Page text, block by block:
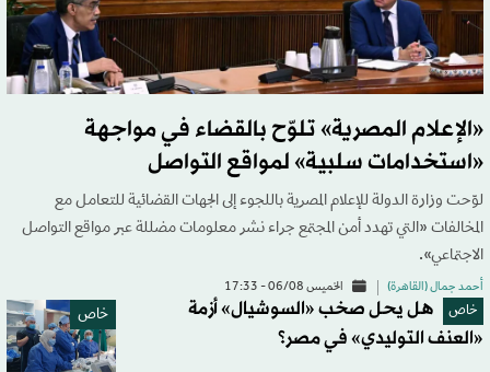
«الإعلام المصرية» تلوّح بالقضاء في مواجهة
«استخدامات سلبية» لمواقع التواصل
لوّحت وزارة الدولة للإعلام المصرية باللجوء إلى الجهات القضائية للتعامل مع
المخالفات «التي تهدد أمن المجتمع جراء نشر معلومات مضللة عبر مواقع التواصل
الاجتماعي».
أحمد جمال (القاهرة) الخميس 06/08 - 17:33
خاص خاص
هل يحل صخب «السوشيال» أزمة
«العنف التوليدي» في مصر؟